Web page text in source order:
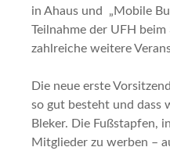
in Ahaus und „Mobile
Teilnahme der UFH
zahlreiche weitere
Die neue erste
so gut besteht und dass
Bleker. Die Fußstapfen,
Mitglieder zu werben –